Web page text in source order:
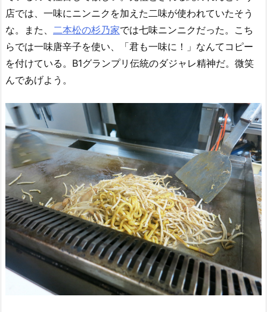
店では、一味にニンニクを加えた二味が使われていたそう
な。また、 二本松の杉乃家では七味ニンニクだった。こち
らでは一味唐辛子を使い、「君も一味に！」なんてコピー
を付けている。B1グランプリ伝統のダジャレ精神だ。微笑
んであげよう。